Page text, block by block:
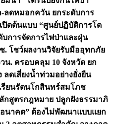
ลดหมอกควัน ยกระดับการ
ปิดต้นแบบ “ศูนย์ปฏิบัติการโด
การจัดการไฟป่าและฝุ่น
. โชว์ผลงานวิจัยรับมืออุทกภัย
น. ครอบคลุม 10 จังหวัด ยก
ดเสี่ยงน้ำท่วมอย่างยั่งยืน
รียนรัตนโกสินทร์สมโภช
กสูตรกฎหมาย ปลูกฝังธรรมาภิ
อนาคต” ต้องไม่พัฒนาแบบแยก